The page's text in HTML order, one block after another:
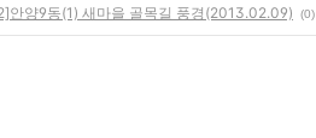
안양9동(1) 새마을 골목길 풍경(2013.02.09) (0)